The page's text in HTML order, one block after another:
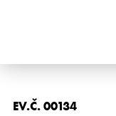
Naše služby
EV.Č. 00134